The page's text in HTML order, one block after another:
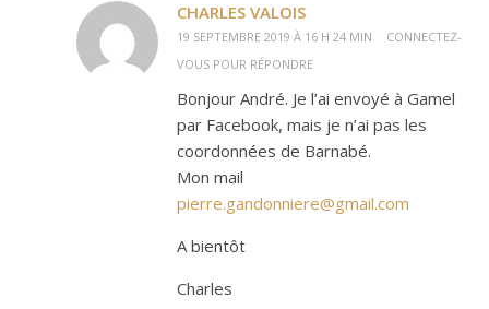
CHARLES VALOIS
19 SEPTEMBRE 2019 À 16 H 24 MIN
CONNECTEZ-
VOUS POUR RÉPONDRE
Bonjour André. Je l’ai envoyé à Gamel
par Facebook, mais je n’ai pas les
coordonnées de Barnabé.
Mon mail
pierre.gandonniere@gmail.com
A bientôt
Charles